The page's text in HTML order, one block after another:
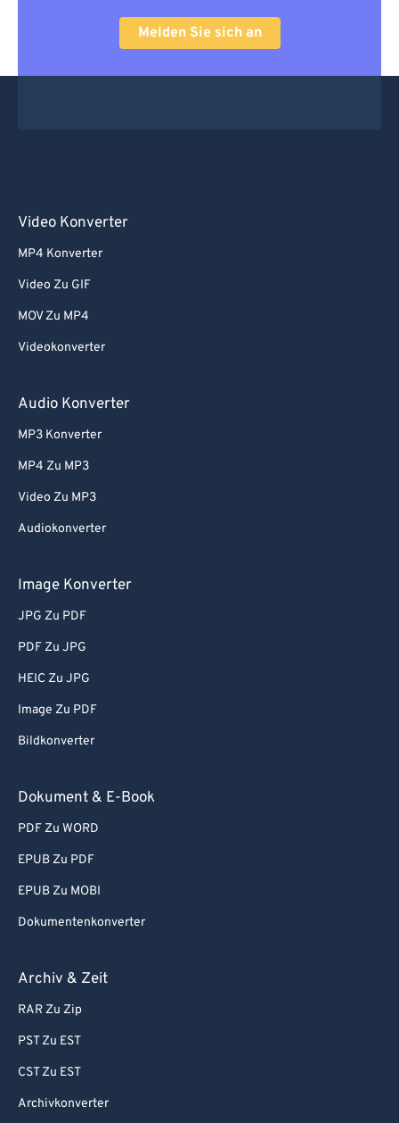
Melden Sie sich an
Video Konverter
MP4 Konverter
Video Zu GIF
MOV Zu MP4
Videokonverter
Audio Konverter
MP3 Konverter
MP4 Zu MP3
Video Zu MP3
Audiokonverter
Image Konverter
JPG Zu PDF
PDF Zu JPG
HEIC Zu JPG
Image Zu PDF
Bildkonverter
Dokument & E-Book
PDF Zu WORD
EPUB Zu PDF
EPUB Zu MOBI
Dokumentenkonverter
Archiv & Zeit
RAR Zu Zip
PST Zu EST
CST Zu EST
Archivkonverter